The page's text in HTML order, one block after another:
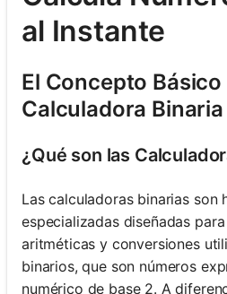
al Instante
El Concepto Básico
Calculadora Binaria
¿Qué son las
Las calculadoras binarias son
especializadas diseñadas
aritméticas y conversiones
binarios, que son números
numérico de base 2. A